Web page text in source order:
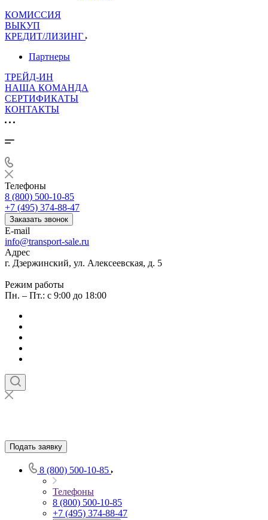
КОМИССИЯ
ВЫКУП
КРЕДИТ/ЛИЗИНГ
Партнеры
ТРЕЙД-ИН
НАША КОМАНДА
СЕРТИФИКАТЫ
КОНТАКТЫ
Телефоны
8 (800) 500-10-85
+7 (495) 374-88-47
Заказать звонок
E-mail
info@transport-sale.ru
Адрес
г. Дзержинский, ул. Алексеевская, д. 5
Режим работы
Пн. – Пт.: с 9:00 до 18:00
Подать заявку
8 (800) 500-10-85
Телефоны
8 (800) 500-10-85
+7 (495) 374-88-47